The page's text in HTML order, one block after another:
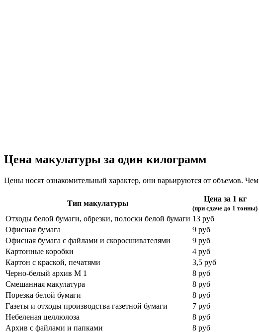
Цена макулатуры за один килограмм
Цены носят ознакомительный характер, они варьируются от объемов.
Тип макулатуры
Цена за 1 кг
(при сдаче до 1 тонны)
Отходы белой бумаги, обрезки, полоски белой бумаги 13 руб
Офисная бумага
9 руб
Офисная бумага с файлами и скоросшивателями
9 руб
Картонные коробки
4 руб
Картон с краской, печатями
3,5 руб
Черно-белый архив М 1
8 руб
Смешанная макулатура
8 руб
Порезка белой бумаги
8 руб
Газеты и отходы производства газетной бумаги
7 руб
Небеленая целлюлоза
8 руб
Архив с файлами и папками
8 руб